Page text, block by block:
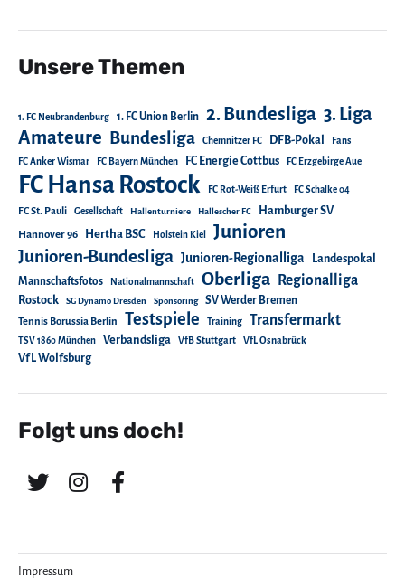
Unsere Themen
1. FC Neubrandenburg 1. FC Union Berlin 2. Bundesliga 3. Liga
Amateure Bundesliga Chemnitzer FC DFB-Pokal Fans
FC Anker Wismar FC Bayern München FC Energie Cottbus FC Erzgebirge Aue
FC Hansa Rostock FC Rot-Weiß Erfurt FC Schalke 04
FC St. Pauli Gesellschaft Hallenturniere Hallescher FC Hamburger SV
Hannover 96 Hertha BSC Holstein Kiel Junioren
Junioren-Bundesliga Junioren-Regionalliga
Landespokal
Mannschaftsfotos
Nationalmannschaft Oberliga Regionalliga
Rostock SG Dynamo Dresden Sponsoring SV Werder Bremen
Tennis Borussia Berlin Testspiele Training Transfermarkt
TSV 1860 München Verbandsliga VfB Stuttgart VfL Osnabrück
VfL Wolfsburg
Folgt uns doch!
Impressum